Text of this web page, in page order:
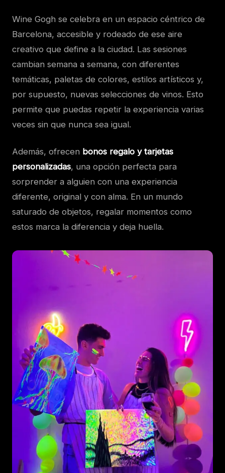
Wine Gogh se celebra en un espacio céntrico de
Barcelona, accesible y rodeado de ese aire
creativo que define a la ciudad. Las sesiones
cambian semana a semana, con diferentes
temáticas, paletas de colores, estilos artísticos y,
por supuesto, nuevas selecciones de vinos. Esto
permite que puedas repetir la experiencia varias
veces sin que nunca sea igual.
Además, ofrecen bonos regalo y tarjetas
personalizadas, una opción perfecta para
sorprender a alguien con una experiencia
diferente, original y con alma. En un mundo
saturado de objetos, regalar momentos como
estos marca la diferencia y deja huella.